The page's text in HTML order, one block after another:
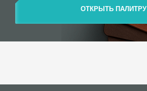
ОТКРЫТЬ ПАЛИТРУ